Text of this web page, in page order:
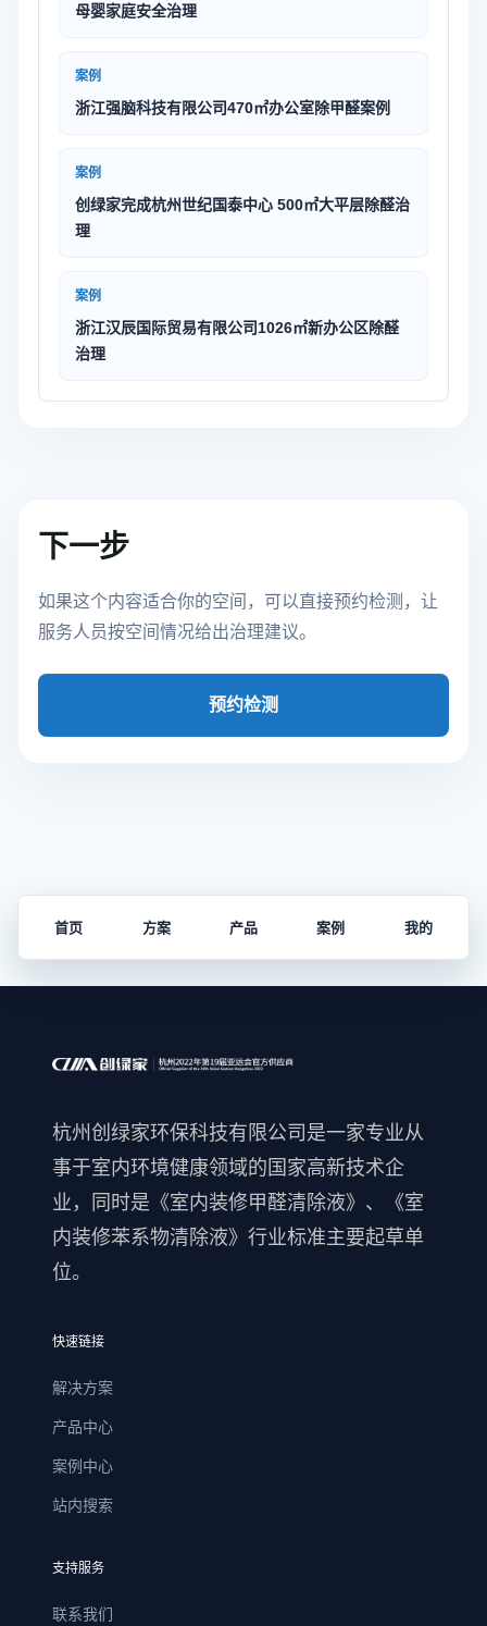
母婴家庭安全治理
案例
浙江强脑科技有限公司470㎡办公室除甲醛案例
案例
创绿家完成杭州世纪国泰中心 500㎡大平层除醛治
理
案例
浙江汉辰国际贸易有限公司1026㎡新办公区除醛
治理
下一步
如果这个内容适合你的空间，可以直接预约检测，让
服务人员按空间情况给出治理建议。
预约检测
首页 方案 产品 案例 我的
杭州创绿家环保科技有限公司是一家专业从
事于室内环境健康领域的国家高新技术企
业，同时是《室内装修甲醛清除液》、《室
内装修苯系物清除液》行业标准主要起草单
位。
快速链接
解决方案
产品中心
案例中心
站内搜索
支持服务
联系我们